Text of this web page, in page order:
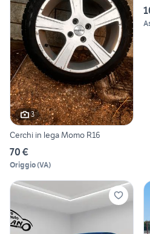
3
Cerchi in lega Momo R16
70 €
Origgio(VA)